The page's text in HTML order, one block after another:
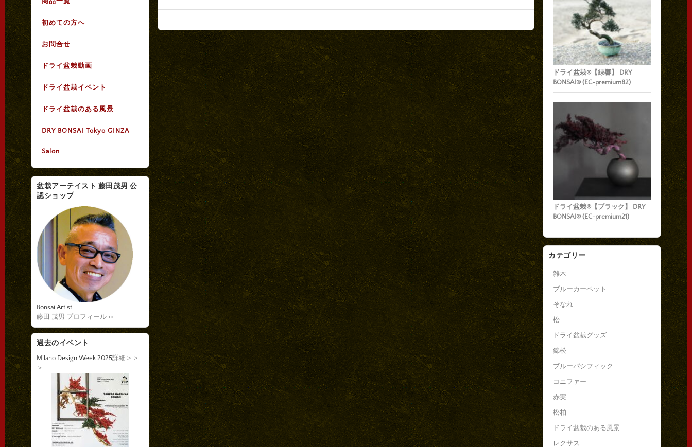
初めての方へ
お問合せ
ドライ盆栽動画
ドライ盆栽イベント
ドライ盆栽のある風景
DRY BONSAI Tokyo GINZA
Salon
ドライ盆栽®【緑響】 DRY
BONSAI® (EC-premium82)
ドライ盆栽®【ブラック】 DRY
BONSAI® (EC-premium21)
カテゴリー
雑木
ブルーカーペット
そなれ
松
ドライ盆栽グッズ
錦松
ブルーパシフィック
コニファー
赤実
松柏
ドライ盆栽のある風景
レクサス
盆栽アーテイスト 藤田茂男 公
認ショップ
Bonsai Artist
藤田 茂男 プロフィール >>
過去のイベント
Milano Design Week 2025詳細＞＞
＞